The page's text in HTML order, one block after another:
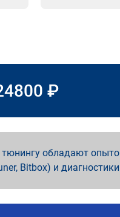
₽
обладают
Bitbox) и